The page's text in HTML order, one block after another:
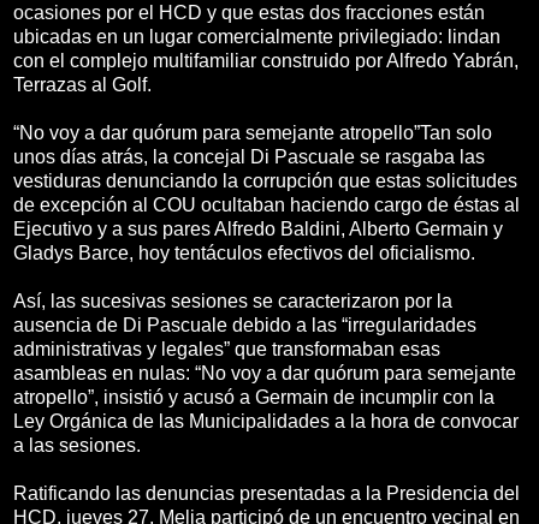
ocasiones por el HCD y que estas dos fracciones están
ubicadas en un lugar comercialmente privilegiado: lindan
con el complejo multifamiliar construido por Alfredo Yabrán,
Terrazas al Golf.
“No voy a dar quórum para semejante atropello”Tan solo
unos días atrás, la concejal Di Pascuale se rasgaba las
vestiduras denunciando la corrupción que estas solicitudes
de excepción al COU ocultaban haciendo cargo de éstas al
Ejecutivo y a sus pares Alfredo Baldini, Alberto Germain y
Gladys Barce, hoy tentáculos efectivos del oficialismo.
Así, las sucesivas sesiones se caracterizaron por la
ausencia de Di Pascuale debido a las “irregularidades
administrativas y legales” que transformaban esas
asambleas en nulas: “No voy a dar quórum para semejante
atropello”, insistió y acusó a Germain de incumplir con la
Ley Orgánica de las Municipalidades a la hora de convocar
a las sesiones.
Ratificando las denuncias presentadas a la Presidencia del
HCD, jueves 27, Melia participó de un encuentro vecinal en